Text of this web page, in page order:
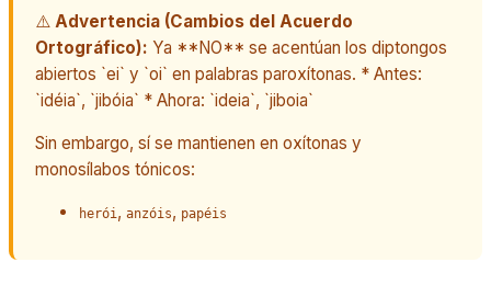
⚠️ Advertencia (Cambios del Acuerdo
Ortográfico): Ya **NO** se acentúan los diptongos
abiertos `ei` y `oi` en palabras paroxítonas. * Antes:
`idéia`, `jibóia` * Ahora: `ideia`, `jiboia`
Sin embargo, sí se mantienen en oxítonas y
monosílabos tónicos:
herói, anzóis, papéis